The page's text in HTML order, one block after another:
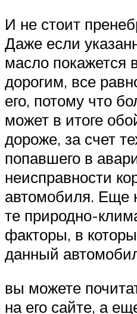
И не стоит
Даже если
масло покажется
дорогим, все
его, потому что
может в итоге
дороже, за счет
попавшего в
неисправности
автомобиля. Еще
те природно-
факторы, в
данный
вы можете
на его сайте, а